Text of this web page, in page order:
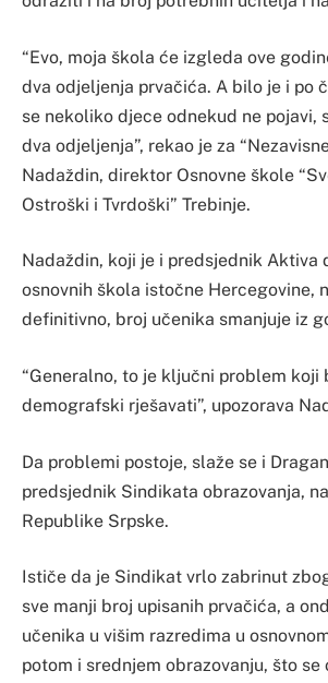
“Evo, moja škola će izgleda ove
dva odjeljenja prvačića. A bilo je i po
se nekoliko djece odnekud ne pojavi,
dva odjeljenja”, rekao je za
Nadaždin, direktor Osnovne škole
Ostroški i Tvrdoški” Trebinje.
Nadaždin, koji je i predsjednik Aktiva
osnovnih škola istočne Hercegovine,
definitivno, broj učenika smanjuje iz
“Generalno, to je ključni problem koji
demografski rješavati”, upozorava
Da problemi postoje, slaže se i
predsjednik Sindikata obrazovanja,
Republike Srpske.
Ističe da je Sindikat vrlo zabrinut
sve manji broj upisanih prvačića, a
učenika u višim razredima u
potom i srednjem obrazovanju, što se